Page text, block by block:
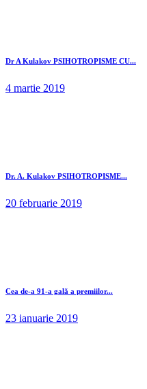
Dr A Kulakov PSIHOTROPISME CU...
4 martie 2019
Dr. A. Kulakov PSIHOTROPISME...
20 februarie 2019
Cea de-a 91-a gală a premiilor...
23 ianuarie 2019